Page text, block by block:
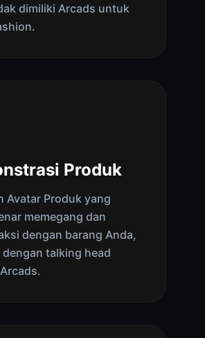
dimiliki Arcads untuk
Produk
Avatar Produk yang
memegang dan
dengan barang Anda,
dengan talking head